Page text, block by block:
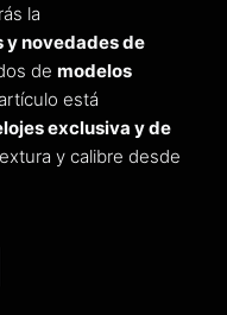
la
novedades de
de modelos
está
exclusiva y de
y calibre desde